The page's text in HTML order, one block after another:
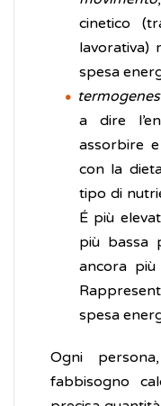
cinetico
lavorativa)
spesa
a dire
assorbire
con la
tipo di
É più
più bassa
ancora
spesa
Ogni
fabbisogno